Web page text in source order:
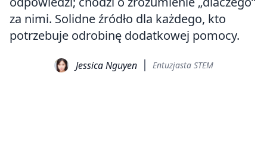
za nimi. Solidne źródło dla każdego, kto
potrzebuje odrobinę dodatkowej pomocy.
Jessica Nguyen Entuzjasta STEM